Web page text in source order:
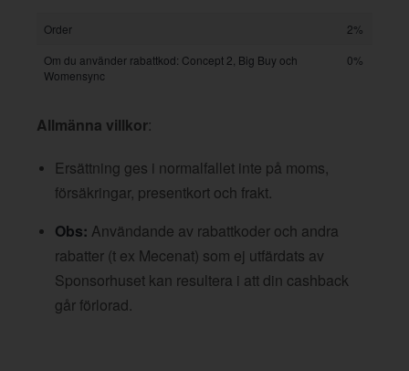
Order
2%
Om du använder rabattkod: Concept 2, Big Buy och
Womensync
0%
Allmänna villkor:
Ersättning ges i normalfallet inte på moms,
försäkringar, presentkort och frakt.
Obs: Användande av rabattkoder och andra
rabatter (t ex Mecenat) som ej utfärdats av
Sponsorhuset kan resultera i att din cashback
går förlorad.